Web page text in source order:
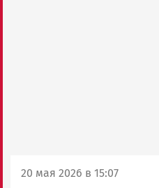
20 мая 2026 в 15:07